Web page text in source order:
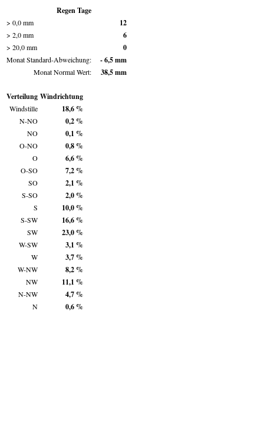
Regen Tage
> 0,0 mm 12
> 2,0 mm 6
> 20,0 mm 0
Monat Standard-Abweichung: - 6,5 mm
Monat Normal Wert: 38,5 mm
Verteilung Windrichtung
Windstille 18,6 %
N-NO 0,2 %
NO 0,1 %
O-NO 0,8 %
O 6,6 %
O-SO 7,2 %
SO 2,1 %
S-SO 2,0 %
S 10,0 %
S-SW 16,6 %
SW 23,0 %
W-SW 3,1 %
W 3,7 %
W-NW 8,2 %
NW 11,1 %
N-NW 4,7 %
N 0,6 %